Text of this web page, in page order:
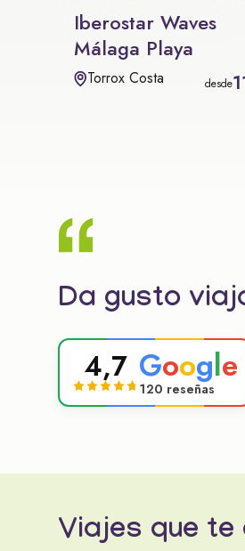
Iberostar Waves
Málaga Playa
Torrox Costa desde
Da gusto
4,7 Google
120 reseñas
Viajes que